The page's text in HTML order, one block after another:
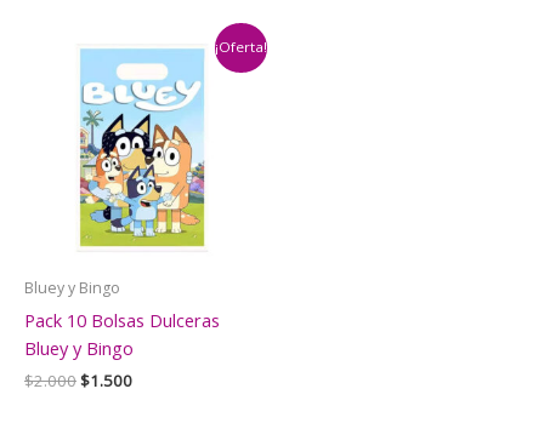
$25.990.$22.990.¡Oferta!
Bluey y Bingo
Pack 10 Bolsas Dulceras
Bluey y Bingo
$2.000El
$1.500El